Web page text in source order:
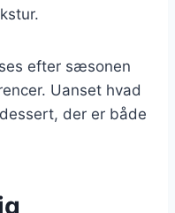
efter sæsonen
Uanset hvad
der er både